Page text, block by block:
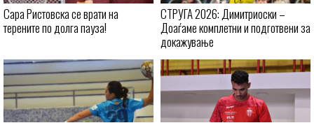
Сара Ристовска се врати на
терените по долга пауза!
СТРУГА 2026: Димитриоски –
Доаѓаме комплетни и подготвени за
докажување